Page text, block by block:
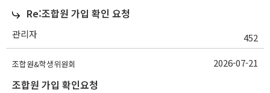
Re:조합원 가입 확인 요청
관리자 452
조합원&학생위원회
조합원 가입 확인요청
2026-07-21